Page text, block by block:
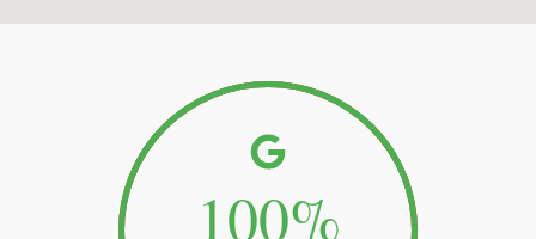
100%